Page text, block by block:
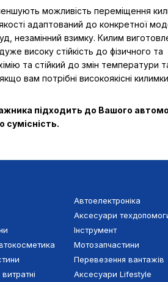
можливість переміщення
адаптований до конкретної
незамінний взимку. Килим
високу стійкість до фізичного та
та стійкий до змін температури
вам потрібні високоякісні
підходить до Вашого
сумісність.
Автоелектроніка
Аксесуари
Інструмент
Мотозапчастини
Перевезення вантажів
Аксесуари Lifestyle